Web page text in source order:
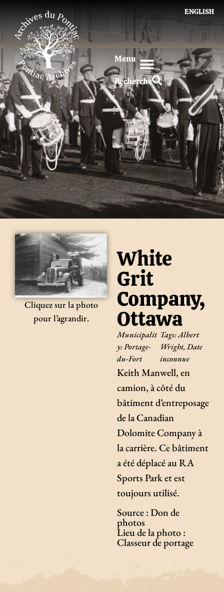
ENGLISH
Menu
Recherche
Cliquez sur la photo
pour l’agrandir.
White
Grit
Company,
Ottawa
Municipalit
y:Portage-
du-Fort
Tags:Albert
Wright,Date
inconnue
Keith Manwell, en
camion, à côté du
bâtiment d’entreposage
de la Canadian
Dolomite Company à
la carrière. Ce bâtiment
a été déplacé au RA
Sports Park et est
toujours utilisé.
Source : Don de
photos
Lieu de la photo :
Classeur de portage